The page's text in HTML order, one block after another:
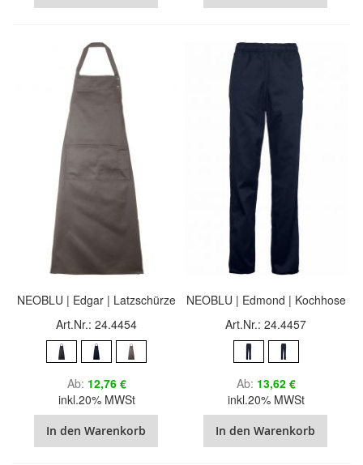
NEOBLU | Edgar | Latzschürze
Art.Nr.: 24.4454
Ab 12,76 €
inkl.20% MWSt
In den Warenkorb
NEOBLU | Edmond | Kochhose
Art.Nr.: 24.4457
Ab 13,62 €
inkl.20% MWSt
In den Warenkorb